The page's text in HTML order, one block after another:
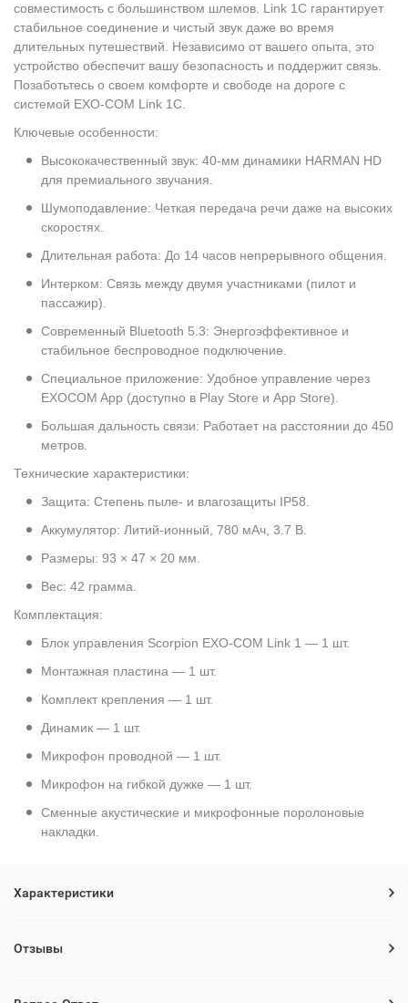
совместимость с большинством шлемов. Link 1C гарантирует
стабильное соединение и чистый звук даже во время
длительных путешествий. Независимо от вашего опыта, это
устройство обеспечит вашу безопасность и поддержит связь.
Позаботьтесь о своем комфорте и свободе на дороге с
системой EXO-COM Link 1C.
Ключевые особенности:
Высококачественный звук: 40-мм динамики HARMAN HD
для премиального звучания.
Шумоподавление: Четкая передача речи даже на высоких
скоростях.
Длительная работа: До 14 часов непрерывного общения.
Интерком: Связь между двумя участниками (пилот и
пассажир).
Современный Bluetooth 5.3: Энергоэффективное и
стабильное беспроводное подключение.
Специальное приложение: Удобное управление через
EXOCOM App (доступно в Play Store и App Store).
Большая дальность связи: Работает на расстоянии до 450
метров.
Технические характеристики:
Защита: Степень пыле- и влагозащиты IP58.
Аккумулятор: Литий-ионный, 780 мАч, 3.7 В.
Размеры: 93 × 47 × 20 мм.
Вес: 42 грамма.
Комплектация:
Блок управления Scorpion EXO-COM Link 1 — 1 шт.
Монтажная пластина — 1 шт.
Комплект крепления — 1 шт.
Динамик — 1 шт.
Микрофон проводной — 1 шт.
Микрофон на гибкой дужке — 1 шт.
Сменные акустические и микрофонные поролоновые
накладки.
Характеристики
Отзывы